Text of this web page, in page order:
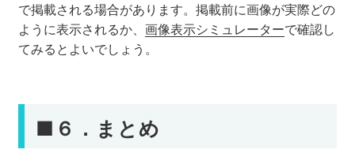
で掲載される場合があります。掲載前に画像が実際どの
ように表示されるか、 画像表示シミュレーターで確認し
てみるとよいでしょう。
■ ６．まとめ